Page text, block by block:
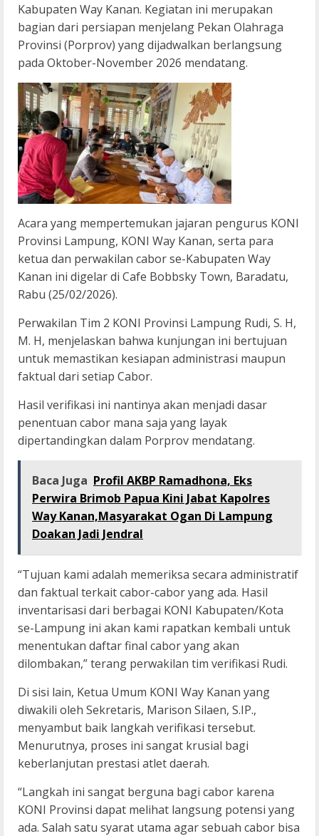
Kabupaten Way Kanan. Kegiatan ini merupakan
bagian dari persiapan menjelang Pekan Olahraga
Provinsi (Porprov) yang dijadwalkan berlangsung
pada Oktober-November 2026 mendatang.
Acara yang mempertemukan jajaran pengurus KONI
Provinsi Lampung, KONI Way Kanan, serta para
ketua dan perwakilan cabor se-Kabupaten Way
Kanan ini digelar di Cafe Bobbsky Town, Baradatu,
Rabu (25/02/2026).
Perwakilan Tim 2 KONI Provinsi Lampung Rudi, S. H,
M. H, menjelaskan bahwa kunjungan ini bertujuan
untuk memastikan kesiapan administrasi maupun
faktual dari setiap Cabor.
Hasil verifikasi ini nantinya akan menjadi dasar
penentuan cabor mana saja yang layak
dipertandingkan dalam Porprov mendatang.
Baca Juga Profil AKBP Ramadhona, Eks
Perwira Brimob Papua Kini Jabat Kapolres
Way Kanan,Masyarakat Ogan Di Lampung
Doakan Jadi Jendral
“Tujuan kami adalah memeriksa secara administratif
dan faktual terkait cabor-cabor yang ada. Hasil
inventarisasi dari berbagai KONI Kabupaten/Kota
se-Lampung ini akan kami rapatkan kembali untuk
menentukan daftar final cabor yang akan
dilombakan,” terang perwakilan tim verifikasi Rudi.
Di sisi lain, Ketua Umum KONI Way Kanan yang
diwakili oleh Sekretaris, Marison Silaen, S.IP.,
menyambut baik langkah verifikasi tersebut.
Menurutnya, proses ini sangat krusial bagi
keberlanjutan prestasi atlet daerah.
“Langkah ini sangat berguna bagi cabor karena
KONI Provinsi dapat melihat langsung potensi yang
ada. Salah satu syarat utama agar sebuah cabor bisa